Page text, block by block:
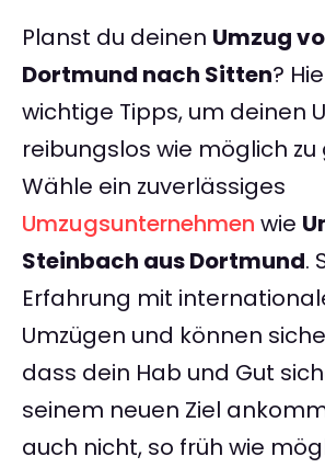
Planst du deinen Umzug
Dortmund nach Sitten?
wichtige Tipps, um deinen
reibungslos wie möglich
Wähle ein zuverlässiges
Umzugsunternehmen wie
Steinbach aus Dortmund.
Erfahrung mit
Umzügen und können
dass dein Hab und Gut
seinem neuen Ziel
auch nicht, so früh wie